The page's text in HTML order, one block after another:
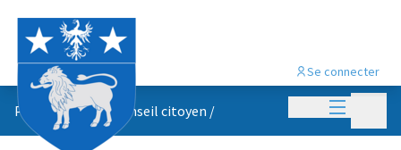
Menu
Se connecter
Propositions du conseil citoyen /